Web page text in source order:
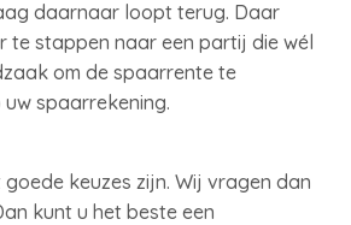
daarnaar loopt terug. Daar
stappen naar een partij die wél
om de spaarrente te
spaarrekening.
keuzes zijn. Wij vragen dan
kunt u het beste een